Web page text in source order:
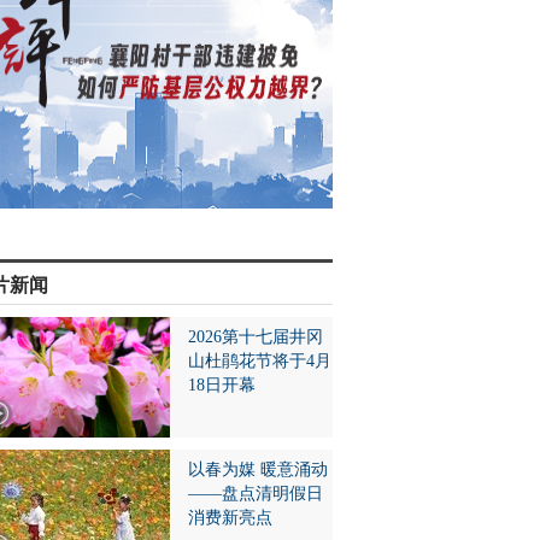
新闻
2026第十七届井冈
山杜鹃花节将于4月
18日开幕
以春为媒 暖意涌动
——盘点清明假日
消费新亮点